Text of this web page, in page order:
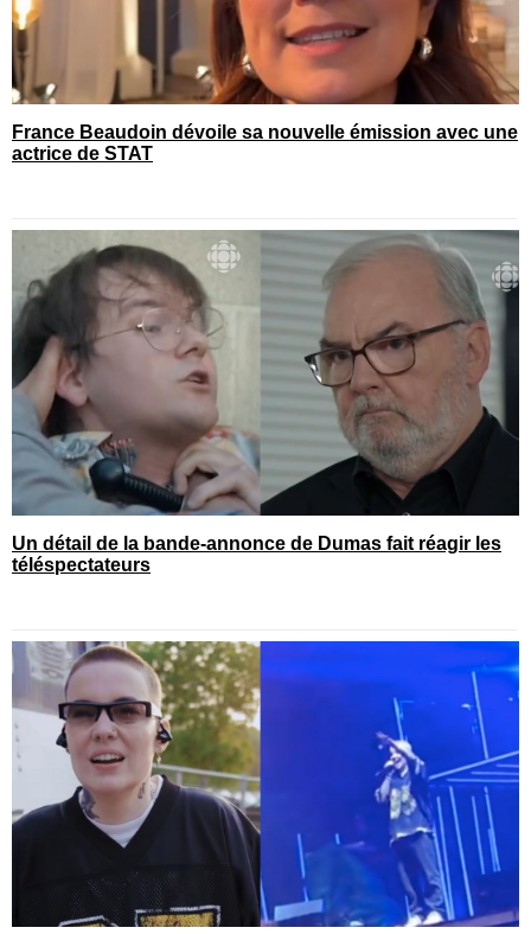
France Beaudoin dévoile sa nouvelle émission avec une
actrice de STAT
Un détail de la bande-annonce de Dumas fait réagir les
téléspectateurs